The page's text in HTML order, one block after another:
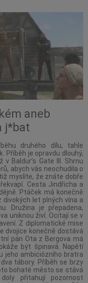
aneb
j*bat
druhého dílu, tahle
Příběh je opravdu dlouhý,
Baldur’s Gate III. Shrnu
abych vás neochudila o
myslíte, že znáte dobře
Cesta Jindřicha a
Ptáček má konečně
let plných vína a
Družina je přepadena,
uniknou živí. Ocitají se v
Z diplomatické mise
dvojice konečně dostává
pán Ota z Bergova má
být špinavá. Napětí
jeho ambiciózního bratra
tábory. Příběh se brzy
bohaté město se stává
přitahují pozornost